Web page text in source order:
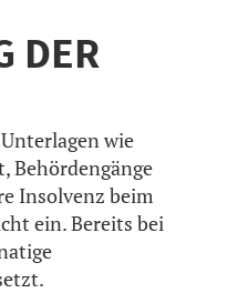
DER
wie
Behördengänge
Insolvenz beim
ein. Bereits bei